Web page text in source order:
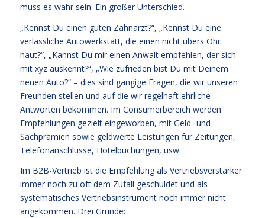
muss es wahr sein. Ein großer Unterschied.
„Kennst Du einen guten Zahnarzt?“, „Kennst Du eine
verlässliche Autowerkstatt, die einen nicht übers Ohr
haut?“, „Kannst Du mir einen Anwalt empfehlen, der sich
mit xyz auskennt?“, „Wie zufrieden bist Du mit Deinem
neuen Auto?“ – dies sind gängige Fragen, die wir unseren
Freunden stellen und auf die wir regelhaft ehrliche
Antworten bekommen. Im Consumerbereich werden
Empfehlungen gezielt eingeworben, mit Geld- und
Sachprämien sowie geldwerte Leistungen für Zeitungen,
Telefonanschlüsse, Hotelbuchungen, usw.
Im B2B-Vertrieb ist die Empfehlung als Vertriebsverstärker
immer noch zu oft dem Zufall geschuldet und als
systematisches Vertriebsinstrument noch immer nicht
angekommen. Drei Gründe: